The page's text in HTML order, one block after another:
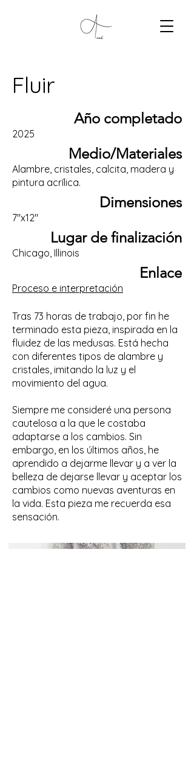
Fluir
Año completado
2025
Medio/Materiales
Alambre, cristales, calcita, madera y
pintura acrílica.
Dimensiones
7"x12"
Lugar de finalización
Chicago, Illinois
Enlace
Proceso e interpretación
Tras 73 horas de trabajo, por fin he
terminado esta pieza, inspirada en la
fluidez de las medusas. Está hecha
con diferentes tipos de alambre y
cristales, imitando la luz y el
movimiento del agua.
Siempre me consideré una persona
cautelosa a la que le costaba
adaptarse a los cambios. Sin
embargo, en los últimos años, he
aprendido a dejarme llevar y a ver la
belleza de dejarse llevar y aceptar los
cambios como nuevas aventuras en
la vida. Esta pieza me recuerda esa
sensación.